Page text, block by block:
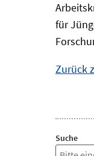
für
Zurück
Suche